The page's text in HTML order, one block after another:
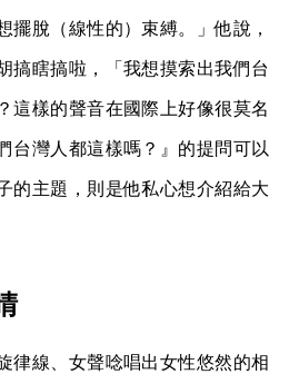
擺脫（線性的）束縛。」他說，
搞瞎搞啦，「我想摸索出我們台
這樣的聲音在國際上好像很莫名
台灣人都這樣嗎？』的提問可以
的主題，則是他私心想介紹給大
律線、女聲唸唱出女性悠然的相